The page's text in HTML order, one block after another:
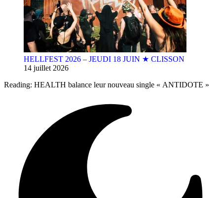
HELLFEST 2026 – JEUDI 18 JUIN ★ CLISSON
14 juillet 2026
Reading: HEALTH balance leur nouveau single « ANTIDOTE »